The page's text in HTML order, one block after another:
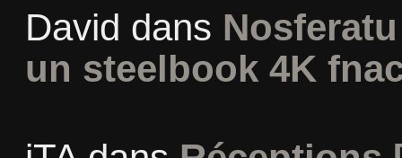
David dans
un steelbook 4K